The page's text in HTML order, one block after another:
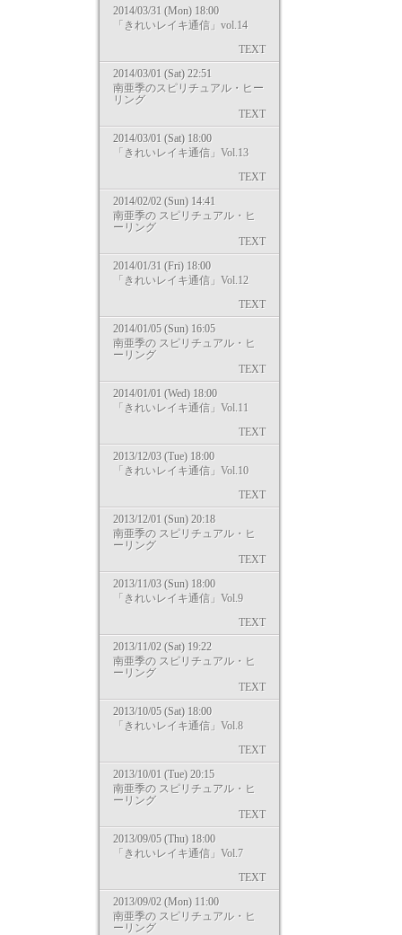
2014/03/31 (Mon) 18:00
「きれいレイキ通信」vol.14
TEXT
2014/03/01 (Sat) 22:51
南亜季のスピリチュアル・ヒー
リング
TEXT
2014/03/01 (Sat) 18:00
「きれいレイキ通信」Vol.13
TEXT
2014/02/02 (Sun) 14:41
南亜季の スピリチュアル・ヒ
ーリング
TEXT
2014/01/31 (Fri) 18:00
「きれいレイキ通信」Vol.12
TEXT
2014/01/05 (Sun) 16:05
南亜季の スピリチュアル・ヒ
ーリング
TEXT
2014/01/01 (Wed) 18:00
「きれいレイキ通信」Vol.11
TEXT
2013/12/03 (Tue) 18:00
「きれいレイキ通信」Vol.10
TEXT
2013/12/01 (Sun) 20:18
南亜季の スピリチュアル・ヒ
ーリング
TEXT
2013/11/03 (Sun) 18:00
「きれいレイキ通信」Vol.9
TEXT
2013/11/02 (Sat) 19:22
南亜季の スピリチュアル・ヒ
ーリング
TEXT
2013/10/05 (Sat) 18:00
「きれいレイキ通信」Vol.8
TEXT
2013/10/01 (Tue) 20:15
南亜季の スピリチュアル・ヒ
ーリング
TEXT
2013/09/05 (Thu) 18:00
「きれいレイキ通信」Vol.7
TEXT
2013/09/02 (Mon) 11:00
南亜季の スピリチュアル・ヒ
ーリング